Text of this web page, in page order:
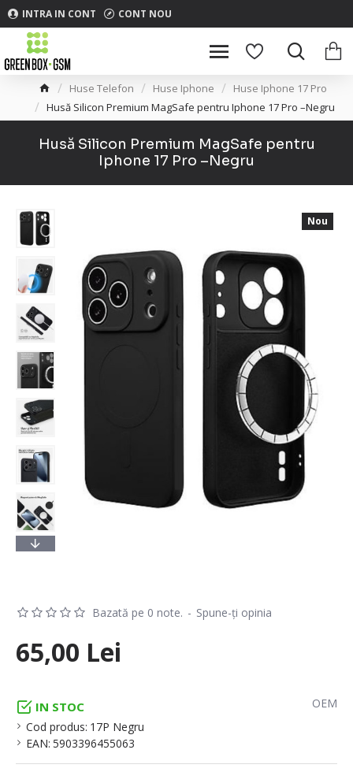
INTRA IN CONT CONT NOU
Huse Telefon Huse Iphone
Huse Iphone 17 Pro
Husă Silicon Premium MagSafe pentru Iphone 17 Pro –Negru
Husă Silicon Premium MagSafe pentru
Iphone 17 Pro –Negru
Nou
IN STOC
Cod produs: 17P Negru
EAN: 5903396455063
OEM
Bazată pe 0 note. - Spune-ţi opinia
65,00 Lei